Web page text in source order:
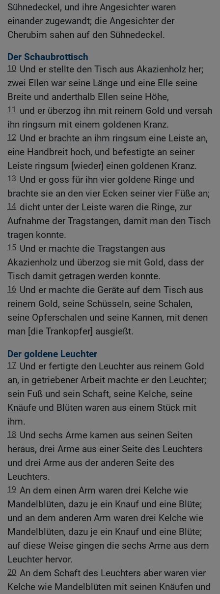
Sühnedeckel, und ihre Angesichter waren
einander zugewandt; die Angesichter der
Cherubim sahen auf den Sühnedeckel.
Der Schaubrottisch
10 Und er stellte den Tisch aus Akazienholz her;
zwei Ellen war seine Länge und eine Elle seine
Breite und anderthalb Ellen seine Höhe,
11
und er überzog ihn mit reinem Gold und versah
ihn ringsum mit einem goldenen Kranz.
12 Und er brachte an ihm ringsum eine Leiste an,
eine Handbreit hoch, und befestigte an seiner
Leiste ringsum [wieder] einen goldenen Kranz.
13 Und er goss für ihn vier goldene Ringe und
brachte sie an den vier Ecken seiner vier Füße an;
14 dicht unter der Leiste waren die Ringe, zur
Aufnahme der Tragstangen, damit man den Tisch
tragen konnte.
15 Und er machte die Tragstangen aus
Akazienholz und überzog sie mit Gold, dass der
Tisch damit getragen werden konnte.
16 Und er machte die Geräte auf dem Tisch aus
reinem Gold, seine Schüsseln, seine Schalen,
seine Opferschalen und seine Kannen, mit denen
man [die Trankopfer] ausgießt.
Der goldene Leuchter
17 Und er fertigte den Leuchter aus reinem Gold
an, in getriebener Arbeit machte er den Leuchter;
sein Fuß und sein Schaft, seine Kelche, seine
Knäufe und Blüten waren aus einem Stück mit
ihm.
18 Und sechs Arme kamen aus seinen Seiten
heraus, drei Arme aus einer Seite des Leuchters
und drei Arme aus der anderen Seite des
Leuchters.
19 An dem einen Arm waren drei Kelche wie
Mandelblüten, dazu je ein Knauf und eine Blüte;
und an dem anderen Arm waren drei Kelche wie
Mandelblüten, dazu je ein Knauf und eine Blüte;
auf diese Weise gingen die sechs Arme aus dem
Leuchter hervor.
20 An dem Schaft des Leuchters aber waren vier
Kelche wie Mandelblüten mit seinen Knäufen und